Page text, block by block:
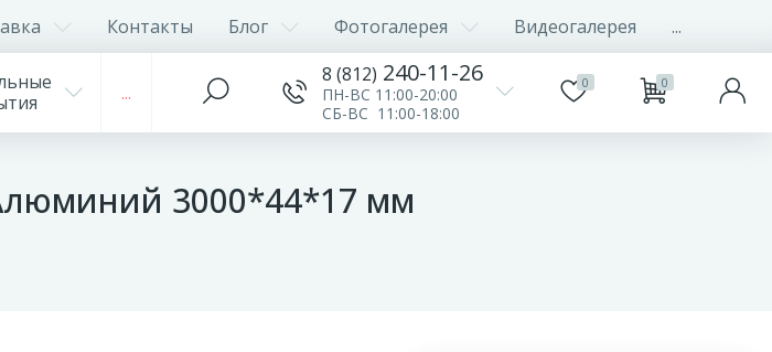
Контакты Блог Фотогалерея Видеогалерея ...
...
8 (812) 240-11-26
ПН-ВС 11:00-20:00
СБ-ВС 11:00-18:00
0 0
3000*44*17 мм